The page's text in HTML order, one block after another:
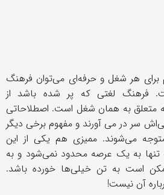
برای هر شغل و حرفه‌ای می‌توان فرهنگ
فرهنگ لغتی که پر شده باشد از
متعلق به همان شغل است. اصطلاحاتی
سر در می آورند و مفهوم برخی دیگر
می‌شوند. ممیزی هم یکی از این
به یک عرصه محدود نمی‌شود و به
است به تن خیلی‌ها خورده باشد.
آن نیست!